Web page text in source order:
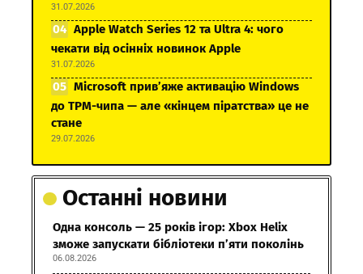
31.07.2026
Apple Watch Series 12 та Ultra 4: чого
чекати від осінніх новинок Apple
31.07.2026
Microsoft прив’яже активацію Windows
до TPM-чипа — але «кінцем піратства» це не
стане
29.07.2026
Останні новини
Одна консоль — 25 років ігор: Xbox Helix
зможе запускати бібліотеки п’яти поколінь
06.08.2026